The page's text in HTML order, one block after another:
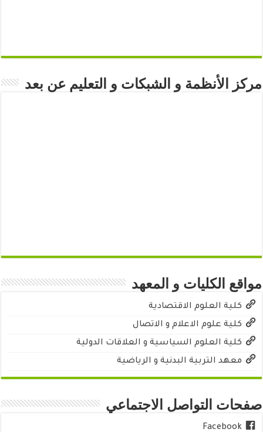
مركز الأنظمة و الشبكات و التعليم عن بعد
مواقع الكليات و المعهد
كلية العلوم الاقتصادية
كلية علوم الاعلام و الاتصال
كلية العلوم السياسية و العلاقات الدولية
معهد التربية البدنية و الرياضية
صفحات التواصل الاجتماعي
Facebook